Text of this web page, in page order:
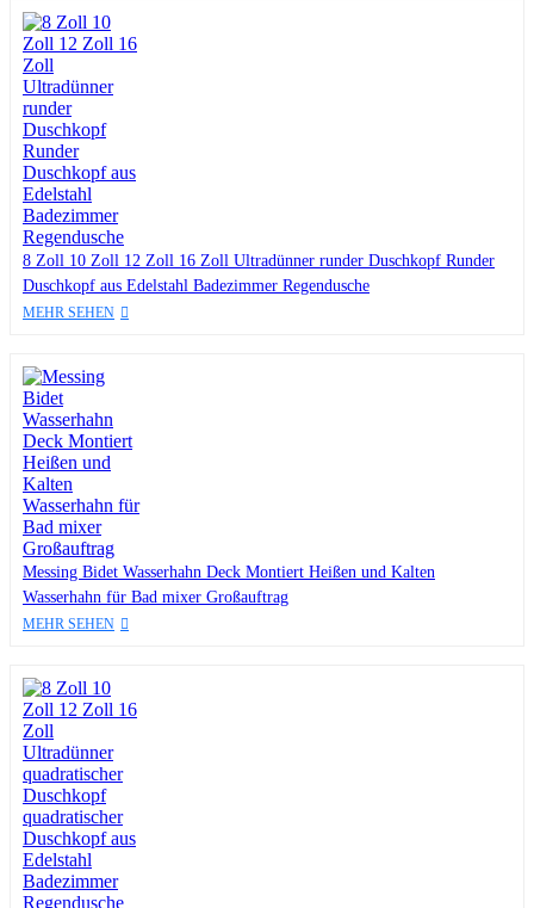
8 Zoll 10 Zoll 12 Zoll 16 Zoll Ultradünner runder Duschkopf Runder
Duschkopf aus Edelstahl Badezimmer Regendusche
MEHR SEHEN
Messing Bidet Wasserhahn Deck Montiert Heißen und Kalten
Wasserhahn für Bad mixer Großauftrag
MEHR SEHEN